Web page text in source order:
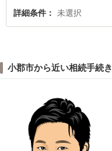
詳細条件 未選択
小郡市から近い相続手続